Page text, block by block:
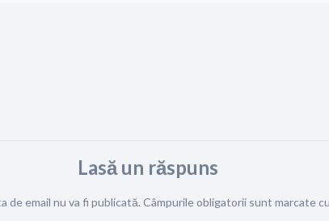
Lasă un răspuns
de email nu va fi publicată. Câmpurile obligatorii sunt marcate cu